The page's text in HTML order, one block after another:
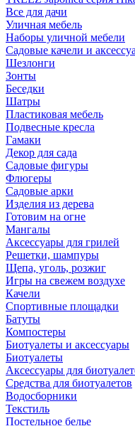
Все для дачи
Уличная мебель
Наборы уличной мебели
Садовые качели и
Шезлонги
Зонты
Беседки
Шатры
Пластиковая мебель
Подвесные кресла
Гамаки
Декор для сада
Садовые фигуры
Флюгеры
Садовые арки
Изделия из дерева
Готовим на огне
Мангалы
Аксессуары для грилей
Решетки, шампуры
Щепа, уголь, розжиг
Игры на свежем воздухе
Качели
Спортивные площадки
Батуты
Компостеры
Биотуалеты и аксессуары
Биотуалеты
Аксессуары для
Средства для биотуалетов
Водосборники
Текстиль
Постельное белье